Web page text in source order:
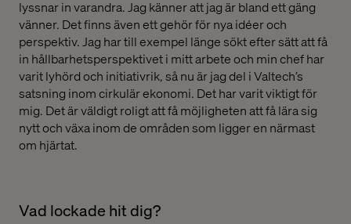
lyssnar in varandra. Jag känner att jag är bland ett gäng
vänner. Det finns även ett gehör för nya idéer och
perspektiv. Jag har till exempel länge sökt efter sätt att få
in hållbarhetsperspektivet i mitt arbete och min chef har
varit lyhörd och initiativrik, så nu är jag del i Valtech’s
satsning inom cirkulär ekonomi. Det har varit viktigt för
mig. Det är väldigt roligt att få möjligheten att få lära sig
nytt och växa inom de områden som ligger en närmast
om hjärtat.
Vad lockade hit dig?